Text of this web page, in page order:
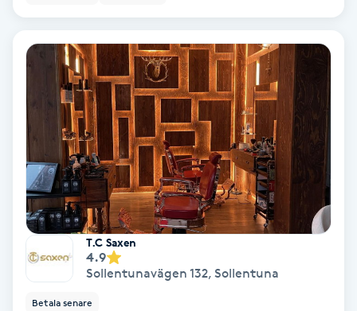
Singelfransar
Sjukgymnastik
Skalpmassage
Skinbooster
Sklerosering
T.C Saxen
4.9
Sollentunavägen 132, Sollentuna
Betala senare